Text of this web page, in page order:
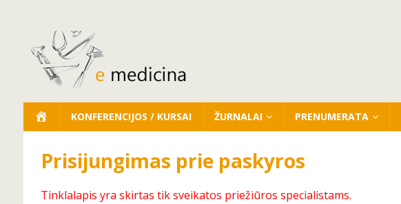
KONFERENCIJOS / KURSAI ŽURNALAI PRENUMERATA
Prisijungimas prie paskyros
Tinklalapis yra skirtas tik sveikatos priežiūros specialistams.